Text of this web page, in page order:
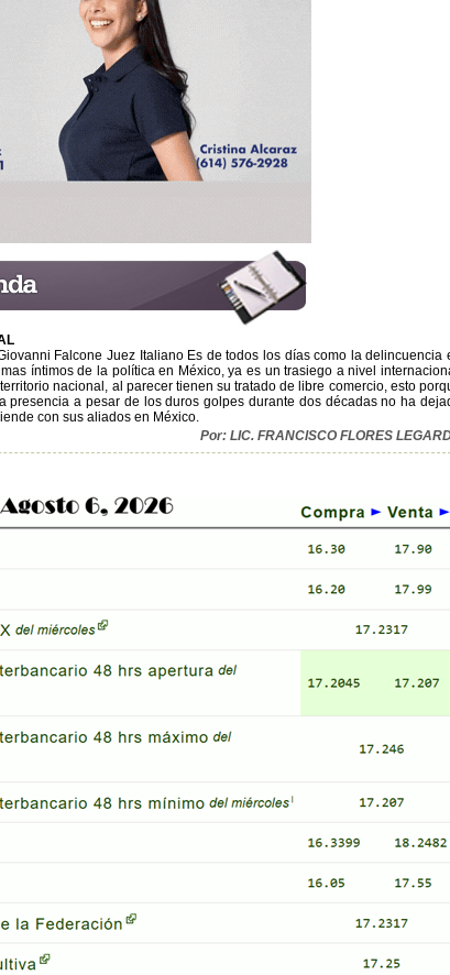
Falcone Juez Italiano Es de todos los días como la delincuencia
íntimos de la política en México, ya es un trasiego a nivel
nacional, al parecer tienen su tratado de libre comercio, esto
presencia a pesar de los duros golpes durante dos décadas no ha
con sus aliados en México.
Por: LIC. FRANCISCO FLORES